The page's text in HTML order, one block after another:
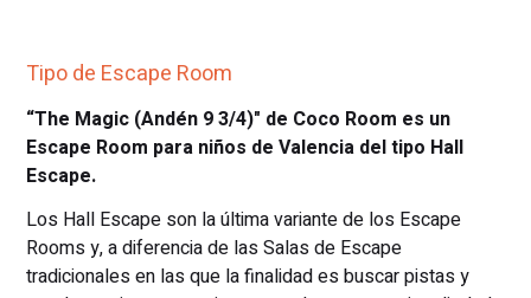
Tipo de Escape Room
“The Magic (Andén 9 3/4)" de Coco Room es un
Escape Room para niños de Valencia del tipo Hall
Escape.
Los Hall Escape son la última variante de los Escape
Rooms y, a diferencia de las Salas de Escape
tradicionales en las que la finalidad es buscar pistas y